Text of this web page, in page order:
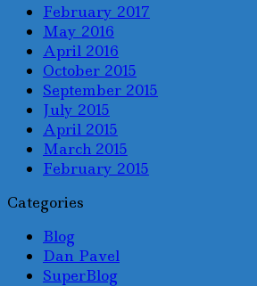
February 2017
May 2016
April 2016
October 2015
September 2015
July 2015
April 2015
March 2015
February 2015
Categories
Blog
Dan Pavel
SuperBlog